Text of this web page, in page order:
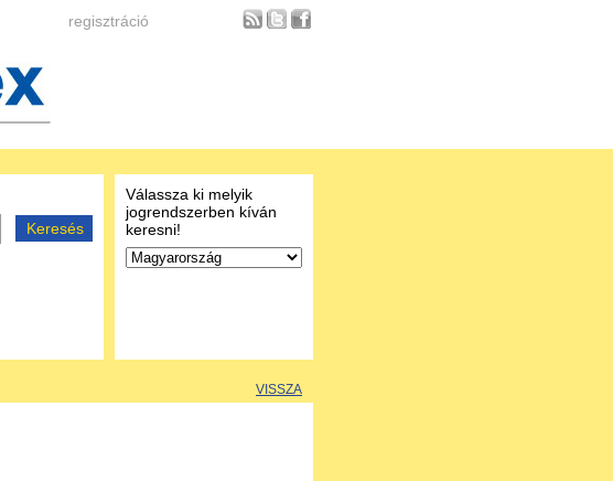
regisztráció
Keresés
Válassza ki melyik
jogrendszerben kíván
keresni!
VISSZA